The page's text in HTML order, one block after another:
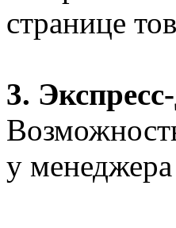
странице
3.
у